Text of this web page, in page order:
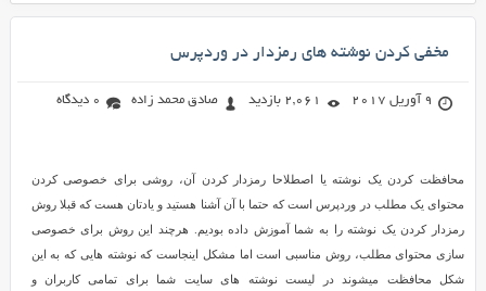
مخفی کردن نوشته های رمزدار در وردپرس
9 آوریل 2017 2,061 بازدید صادق محمد زاده 0 دیدگاه
محافظت کردن یک نوشته یا اصطلاحا رمزدار کردن آن، روشی برای خصوصی کردن
محتوای یک مطلب در وردپرس است که حتما با آن آشنا هستید و یادتان هست که قبلا روش
رمزدار کردن یک نوشته را به شما آموزش داده بودیم. هرچند این روش برای خصوصی
سازی محتوای مطلب، روش مناسبی است اما مشکل اینجاست که نوشته هایی که به این
شکل محافظت میشوند در لیست نوشته های سایت شما برای تمامی کاربران و